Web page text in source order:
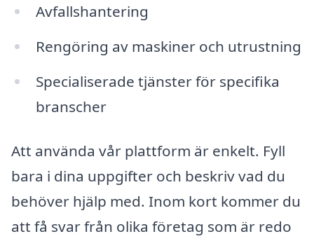
Avfallshantering
Rengöring av maskiner och utrustning
Specialiserade tjänster för specifika
branscher
Att använda vår plattform är enkelt. Fyll
bara i dina uppgifter och beskriv vad du
behöver hjälp med. Inom kort kommer du
att få svar från olika företag som är redo